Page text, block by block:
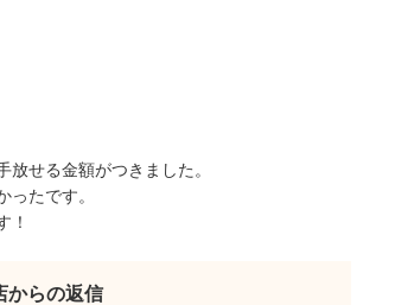
せる金額がつきました。
たです。
！
からの返信